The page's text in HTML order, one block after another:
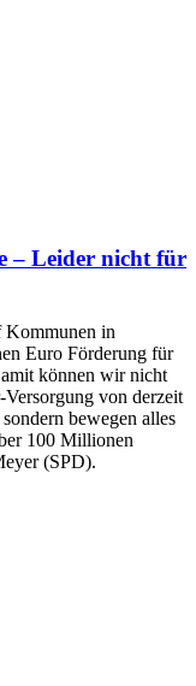
– Leider nicht für
in
Euro Förderung für
können wir nicht
Versorgung von derzeit
bewegen alles
100 Millionen
(SPD).